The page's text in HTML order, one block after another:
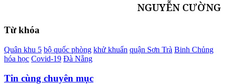
NGUYỄN CƯỜNG
Từ khóa
Quân khu 5 bộ quốc phòng khử khuẩn quận Sơn Trà Binh Chủng
hóa học Covid-19 Đà Nẵng
Tin cùng chuyên mục